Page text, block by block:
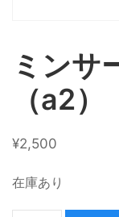
ミンサ
（a2）
¥2,500
在庫あり